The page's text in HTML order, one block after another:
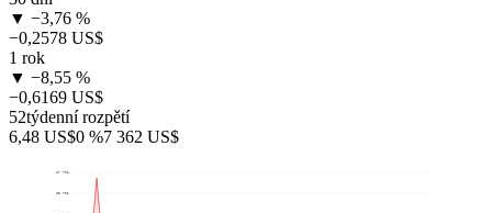
▼ −3,76 %
−0,2578 US$
1 rok
▼ −8,55 %
−0,6169 US$
52týdenní rozpětí
6,48 US$0 %7 362 US$
$5 701
$7 791